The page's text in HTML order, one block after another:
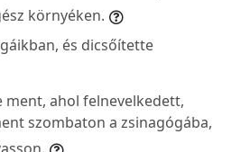
környéken.
és dicsőítette
ment, ahol felnevelkedett,
szombaton a zsinagógába,